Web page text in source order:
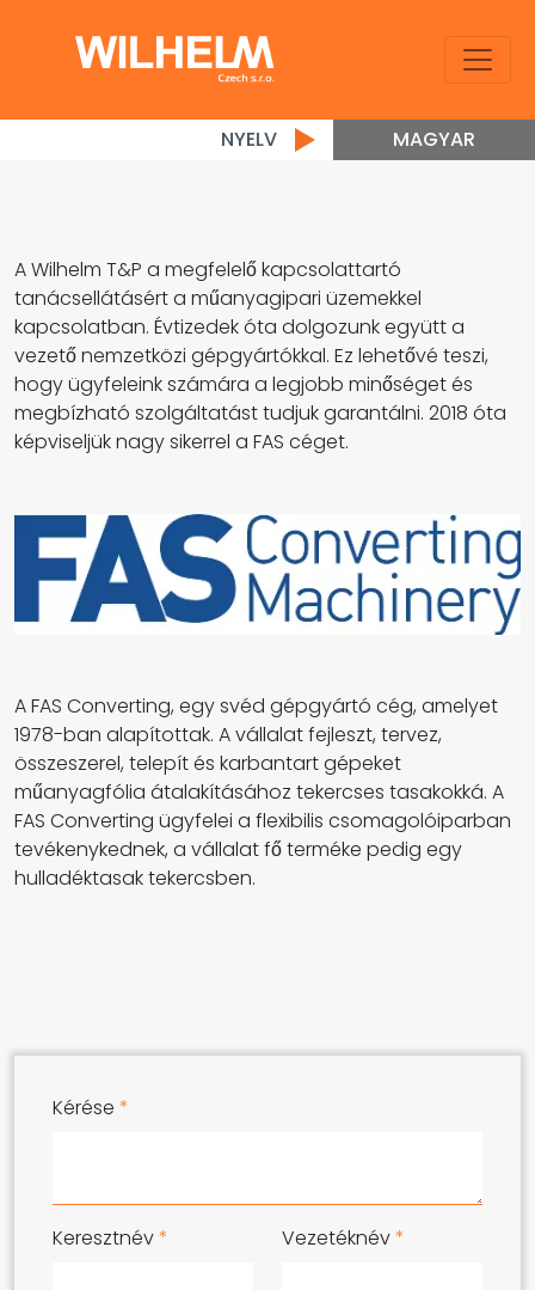
NYELV MAGYAR
A Wilhelm T&P a megfelelő kapcsolattartó
tanácsellátásért a műanyagipari üzemekkel
kapcsolatban. Évtizedek óta dolgozunk együtt a
vezető nemzetközi gépgyártókkal. Ez lehetővé teszi,
hogy ügyfeleink számára a legjobb minőséget és
megbízható szolgáltatást tudjuk garantálni. 2018 óta
képviseljük nagy sikerrel a FAS céget.
A FAS Converting, egy svéd gépgyártó cég, amelyet
1978-ban alapítottak. A vállalat fejleszt, tervez,
összeszerel, telepít és karbantart gépeket
műanyagfólia átalakításához tekercses tasakokká. A
FAS Converting ügyfelei a flexibilis csomagolóiparban
tevékenykednek, a vállalat fő terméke pedig egy
hulladéktasak tekercsben.
Kérése *
Keresztnév* Vezetéknév*